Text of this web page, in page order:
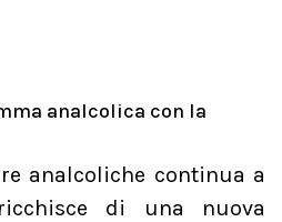
analcolica con la
analcoliche continua a
di una nuova